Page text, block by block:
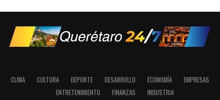
CLIMA CULTURA DEPORTE DESARROLLO ECONOMÍA
EMPRESAS
ENTRETENIMIENTO
FINANZAS
INDUSTRIA